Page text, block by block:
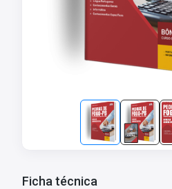
Ficha técnica